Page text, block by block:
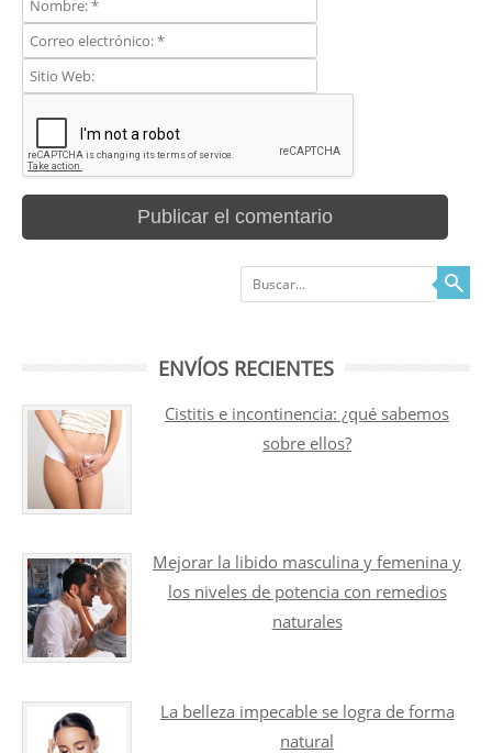
Buscar
ENVÍOS RECIENTES
Cistitis e incontinencia: ¿qué sabemos
sobre ellos?
Mejorar la libido masculina y femenina y
los niveles de potencia con remedios
naturales
La belleza impecable se logra de forma
natural